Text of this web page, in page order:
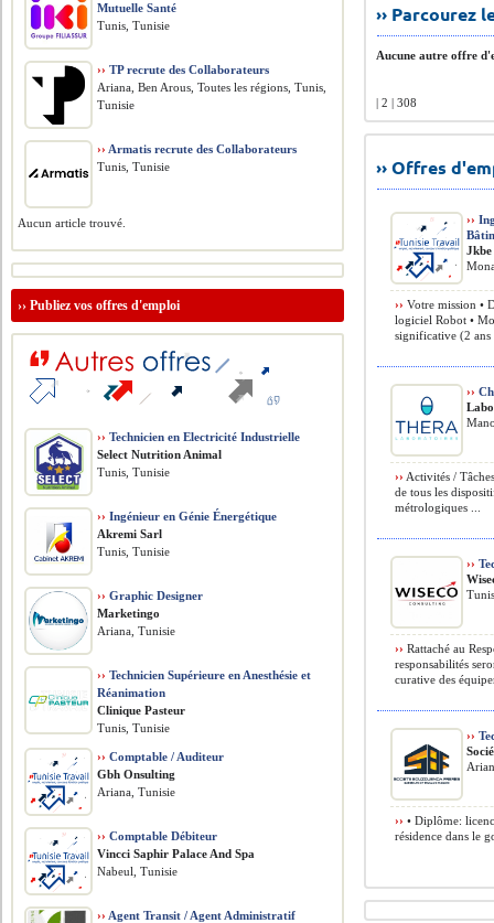
››
Aucune autre offre
| 2 | 308
›› Offres
››
Jkbe
›› Votre mission •
logiciel Robot •
significative (2
››
›› Activités /
de tous les
métrologiques ...
››
›› Rattaché au
responsabilités
curative des
››
›› • Diplôme:
résidence dans le
Mutuelle Santé
Tunis, Tunisie
›› TP recrute des Collaborateurs
Ariana, Ben Arous, Toutes les régions, Tunis,
Tunisie
›› Armatis recrute des Collaborateurs
Tunis, Tunisie
Aucun article trouvé.
››Publiez vos offres d'emploi
›› Technicien en Electricité Industrielle
Select Nutrition Animal
Tunis, Tunisie
›› Ingénieur en Génie Énergétique
Akremi Sarl
Tunis, Tunisie
›› Graphic Designer
Marketingo
Ariana, Tunisie
›› Technicien Supérieure en Anesthésie et
Réanimation
Clinique Pasteur
Tunis, Tunisie
›› Comptable / Auditeur
Gbh Onsulting
Ariana, Tunisie
›› Comptable Débiteur
Vincci Saphir Palace And Spa
Nabeul, Tunisie
›› Agent Transit / Agent Administratif